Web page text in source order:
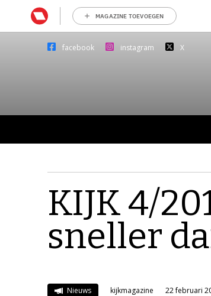
MAGAZINE TOEVOEGEN
facebook instagram X
KIJK 4/
sneller
Nieuws kijkmagazine 22 februari